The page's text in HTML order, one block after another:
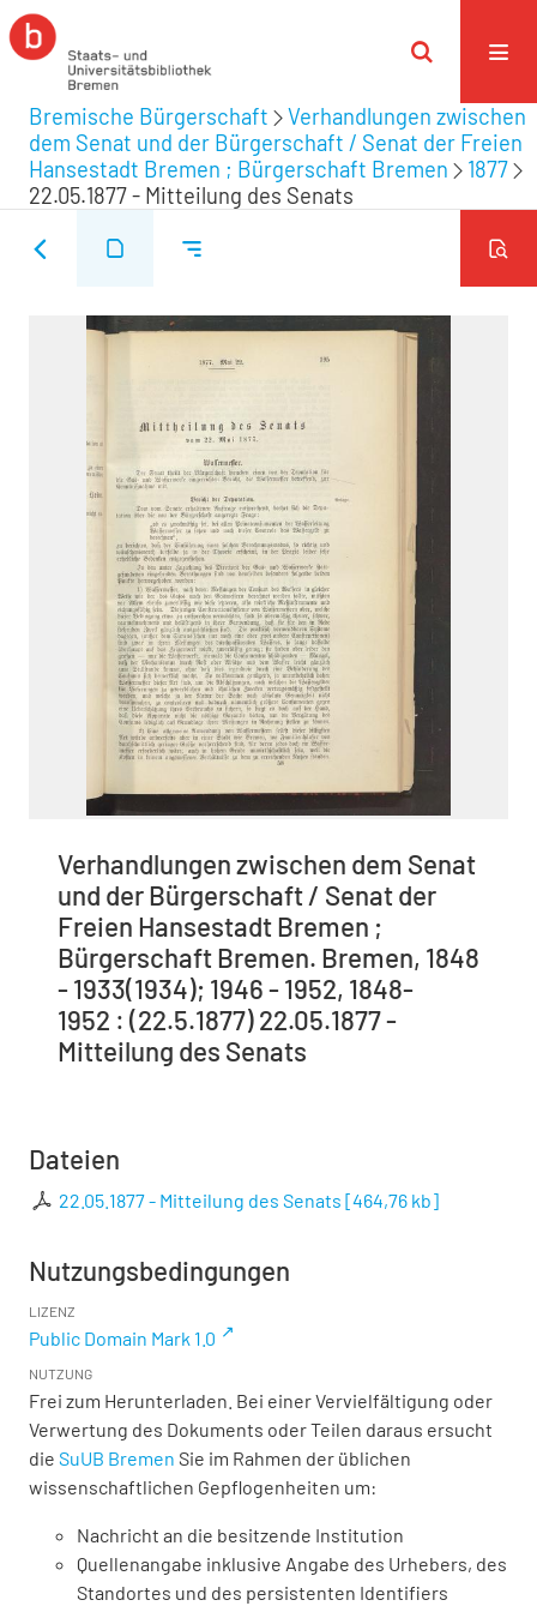
Bremische Bürgerschaft
Verhandlungen zwischen
dem Senat und der Bürgerschaft / Senat der Freien
Hansestadt Bremen ; Bürgerschaft Bremen
1877
22.05.1877 - Mitteilung des Senats
Verhandlungen zwischen dem Senat
und der Bürgerschaft / Senat der
Freien Hansestadt Bremen ;
Bürgerschaft Bremen. Bremen, 1848
- 1933(1934); 1946 - 1952, 1848-
1952 : (22.5.1877) 22.05.1877 -
Mitteilung des Senats
Dateien
22.05.1877 - Mitteilung des Senats [464,76 kb]
Nutzungsbedingungen
LIZENZ
Public Domain Mark 1.0
NUTZUNG
Frei zum Herunterladen. Bei einer Vervielfältigung oder
Verwertung des Dokuments oder Teilen daraus ersucht
die SuUB Bremen Sie im Rahmen der üblichen
wissenschaftlichen Gepflogenheiten um:
Nachricht an die besitzende Institution
Quellenangabe inklusive Angabe des Urhebers, des
Standortes und des persistenten Identifiers